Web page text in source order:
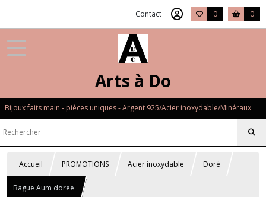
Contact 0 0
Arts à Do
Bijoux faits main - pièces uniques - Argent 925/Acier inoxydable/Minéraux
Accueil PROMOTIONS Acier inoxydable Doré
Bague Aum doree